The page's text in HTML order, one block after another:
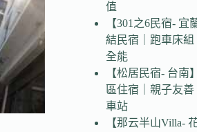
值
【301之6民宿- 宜
結民宿｜跑車床
全能
【松居民宿- 台南
區住宿｜親子友
車站
【那云半山Villa-